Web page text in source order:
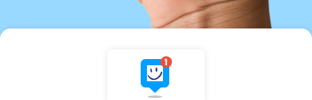
Les conditions
* être de nationalité française
membre de l'Union
* avoir au moins 18 ans ;